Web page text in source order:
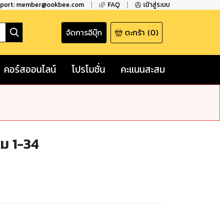
member@ookbee.com FAQ เข้าสู่ระบบ
จัดการอีบุ๊ก ตะกร้า (0)
คอร์สออนไลน์ โปรโมชั่น คะแนนสะสม
1-34